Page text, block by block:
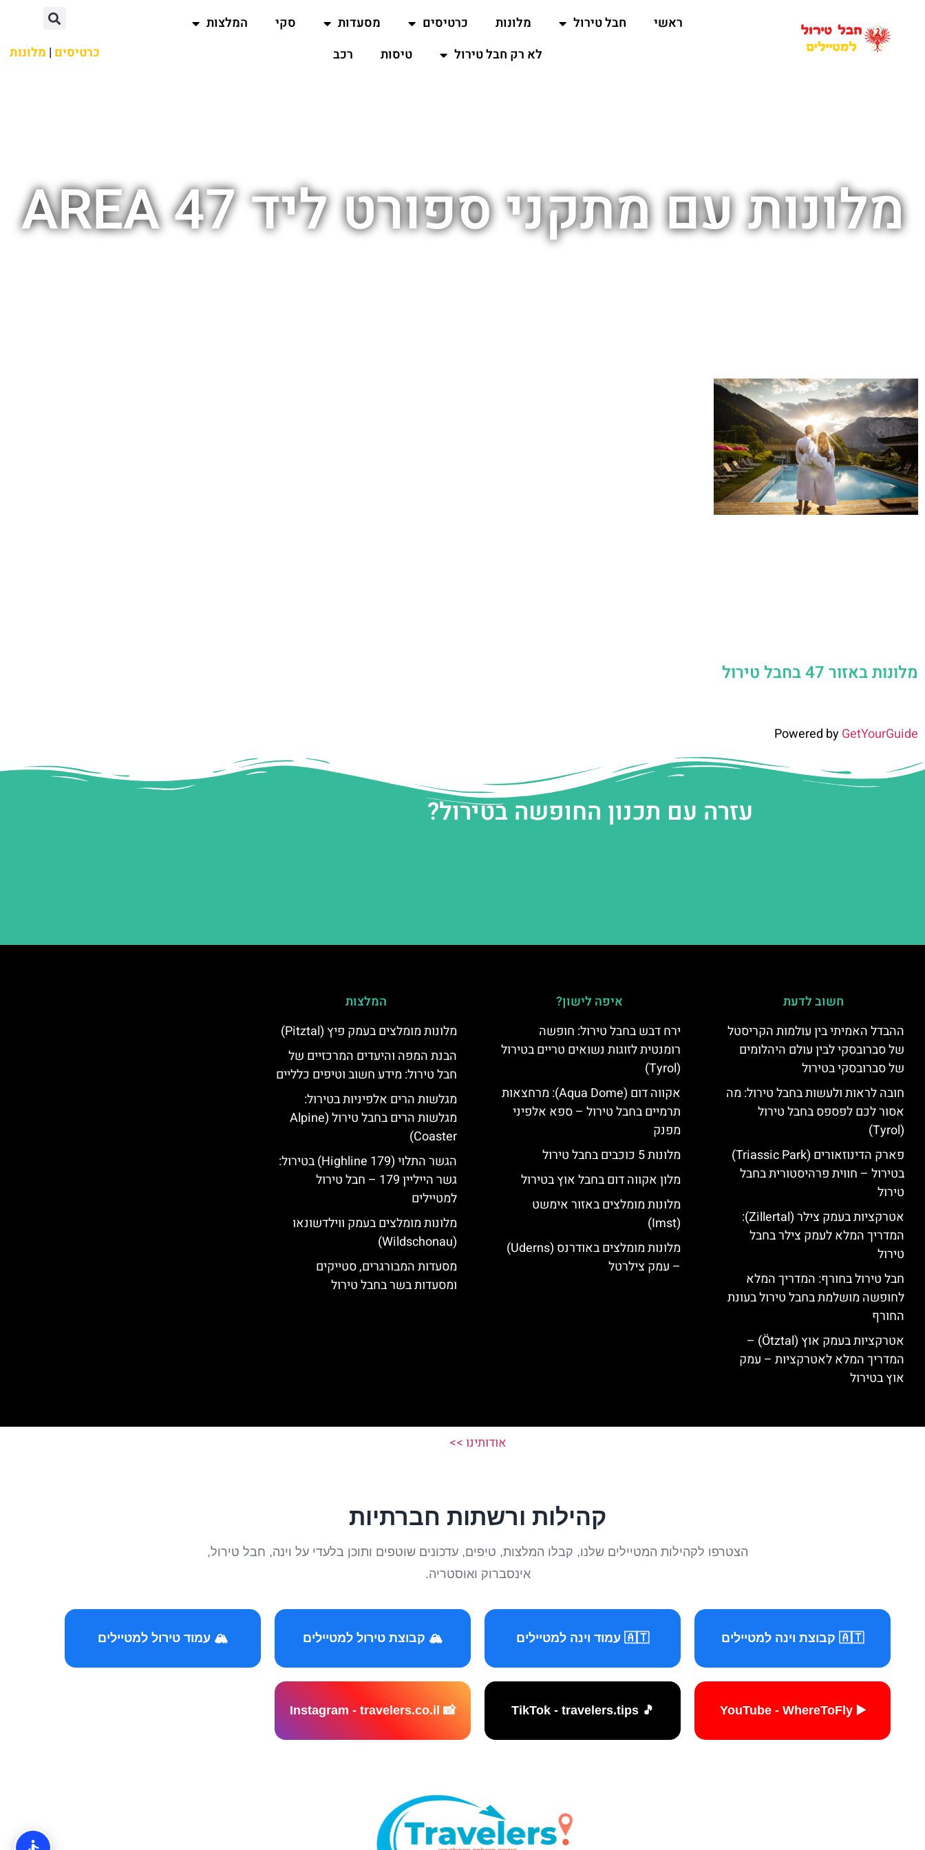
ראשי חבל טירול מלונות כרטיסים מסעדות סקי
המלצות
לא רק חבל טירול
טיסות רכב כרטיסים | מלונות
מלונות עם מתקני ספורט ליד AREA 47
מלונות באזור 47 בחבל טירול
Powered byGetYourGuide
עזרה עם תכנון החופשה בטירול?
חשוב לדעת
ההבדל האמיתי בין עולמות הקריסטל
של סברובסקי לבין עולם היהלומים
של סברובסקי בטירול
חובה לראות ולעשות בחבל טירול: מה
אסור לכם לפספס בחבל טירול
(Tyrol)
פארק הדינוזאורים (Triassic Park)
בטירול – חווית פרהיסטורית בחבל
טירול
אטרקציות בעמק צילר (Zillertal):
המדריך המלא לעמק צילר בחבל
טירול
חבל טירול בחורף: המדריך המלא
לחופשה מושלמת בחבל טירול בעונת
החורף
אטרקציות בעמק אוץ (Ötztal) –
המדריך המלא לאטרקציות – עמק
אוץ בטירול
איפה לישון?
ירח דבש בחבל טירול: חופשה
רומנטית לזוגות נשואים טריים בטירול
(Tyrol)
אקווה דום (Aqua Dome): מרחצאות
תרמיים בחבל טירול – ספא אלפיני
מפנק
מלונות 5 כוכבים בחבל טירול
מלון אקווה דום בחבל אוץ בטירול
מלונות מומלצים באזור אימשט
(Imst)
מלונות מומלצים באודרנס (Uderns)
– עמק צילרטל
המלצות
מלונות מומלצים בעמק פיץ (Pitztal)
הבנת המפה והיעדים המרכזיים של
חבל טירול: מידע חשוב וטיפים כלליים
מגלשות הרים אלפיניות בטירול:
מגלשות הרים בחבל טירול (Alpine
Coaster)
הגשר התלוי (Highline 179) בטירול:
גשר הייליין 179 – חבל טירול
למטיילים
מלונות מומלצים בעמק ווילדשונאו
(Wildschonau)
מסעדות המבורגרים, סטייקים
ומסעדות בשר בחבל טירול
אודותינו >>
קהילות ורשתות חברתיות
הצטרפו לקהילות המטיילים שלנו, קבלו המלצות, טיפים, עדכונים שוטפים ותוכן בלעדי על וינה, חבל טירול,
אינסברוק ואוסטריה.
🇦🇹 קבוצת וינה למטיילים 🇦🇹 עמוד וינה למטיילים 🏔️ קבוצת טירול למטיילים 🏔️ עמוד טירול למטיילים
▶️ YouTube - WhereToFly
🎵 TikTok - travelers.tips
📸 Instagram - travelers.co.il